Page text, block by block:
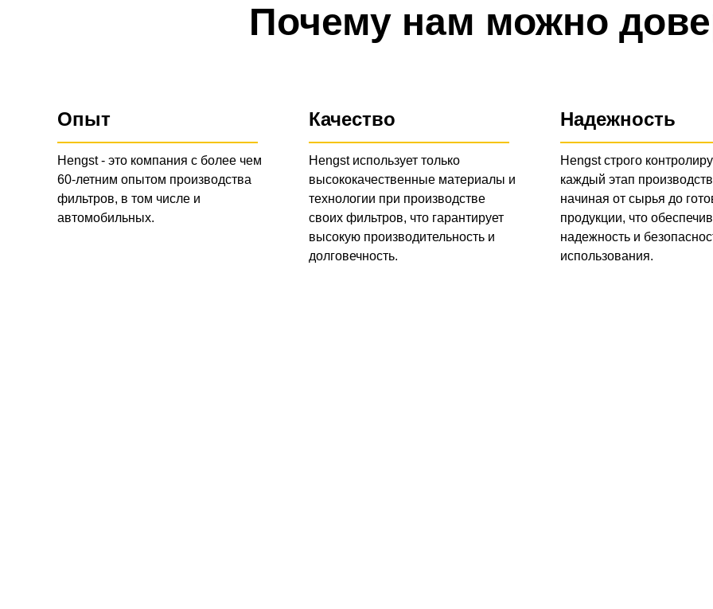
Почему нам можно
Опыт
Hengst - это компания с более чем
60-летним опытом производства
фильтров, в том числе и
автомобильных.
Качество Надежность
Hengst использует только
высококачественные материалы и
технологии при производстве
своих фильтров, что гарантирует
высокую производительность и
долговечность.
Hengst строго
каждый этап
начиная от сырья до
продукции, что
надежность и
использования.